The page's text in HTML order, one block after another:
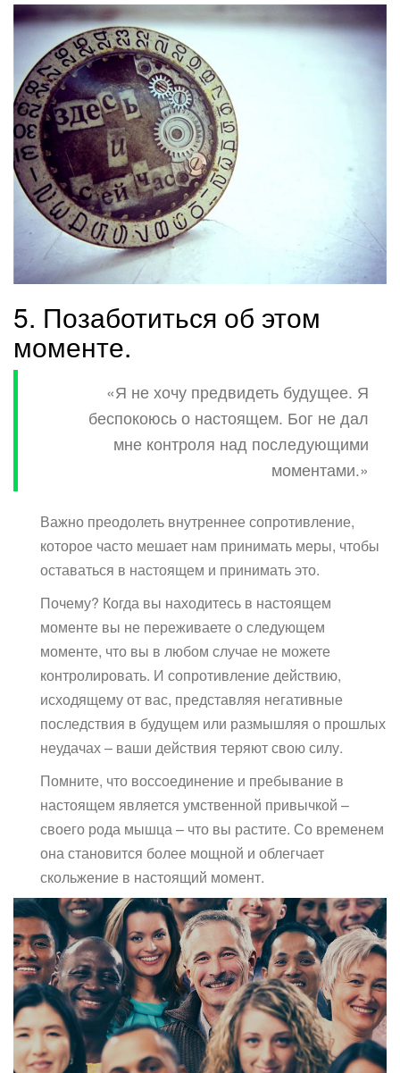
5. Позаботиться об этом
моменте.
«Я не хочу предвидеть будущее. Я
беспокоюсь о настоящем. Бог не дал
мне контроля над последующими
моментами.»
Важно преодолеть внутреннее сопротивление,
которое часто мешает нам принимать меры, чтобы
оставаться в настоящем и принимать это.
Почему? Когда вы находитесь в настоящем
моменте вы не переживаете о следующем
моменте, что вы в любом случае не можете
контролировать. И сопротивление действию,
исходящему от вас, представляя негативные
последствия в будущем или размышляя о прошлых
неудачах – ваши действия теряют свою силу.
Помните, что воссоединение и пребывание в
настоящем является умственной привычкой –
своего рода мышца – что вы растите. Со временем
она становится более мощной и облегчает
скольжение в настоящий момент.